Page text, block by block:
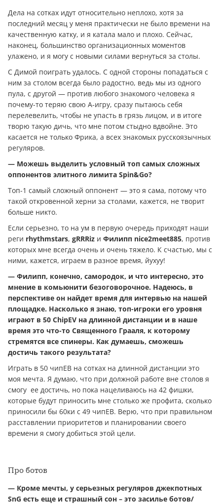
Дела на сотках идут относительно неплохо, хотя за
последний месяц у меня практически не было времени на
качественную катку, и я катала мало и плохо. Сейчас,
наконец, большинство организационных моментов
улажено, и я могу с новыми силами вернуться за столы.
С Димой поиграть удалось. С одной стороны попадаться с
ним за столом всегда было радостно, ведь мы из одного
пула, с другой — против любого знакомого человека я
почему-то теряю свою А-игру, сразу пытаюсь себя
перелевелить, чтобы не упасть в грязь лицом, и в итоге
творю такую дичь, что мне потом стыдно вдвойне. Это
касается не только Фрика, а всех знакомых русскоязычных
регуляров.
— Можешь выделить условный топ самых сложных
оппонентов элитного лимита Spin&Go?
Топ-1 самый сложный оппонент — это я сама, потому что
такой откровенной херни за столами, кажется, не творит
больше никто.
Если серьезно, то на ум в первую очередь приходят наши
реги rhythmstars, gRRRiz и Филипп nice2meet885, против
которых мне всегда очень и очень тяжело. К счастью, мы с
ними, кажется, играем в разное время, йухуу!
— Филипп, конечно, самородок, и что интересно, это
мнение в комьюнити безоговорочное. Надеюсь, в
перспективе он найдет время для интервью на нашей
площадке. Насколько я знаю, топ-игроки его уровня
играют в 50 ChipEV на длинной дистанции и в наше
время это что-то Священного Грааля, к которому
стремятся все спинеры. Как думаешь, сможешь
достичь такого результата?
Играть в 50 чипЕВ на сотках на длинной дистанции это
моя мечта. Я думаю, что при должной работе вне столов я
смогу ее достичь, но пока нацеливаюсь на 42 фишки,
которые будут приносить мне столько же профита, сколько
приносили бы 60ки с 49 чипЕВ. Верю, что при правильном
расставлении приоритетов и планировании своего
времени я смогу добиться этой цели.
Про ботов
— Кроме мечты, у серьезных регуляров джекпотных
SnG есть еще и страшный сон – это засилье ботов/